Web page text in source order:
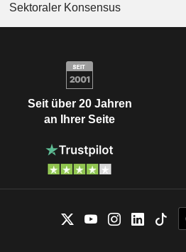
Sektoraler Konsensus
Seit über 20 Jahren
an Ihrer Seite